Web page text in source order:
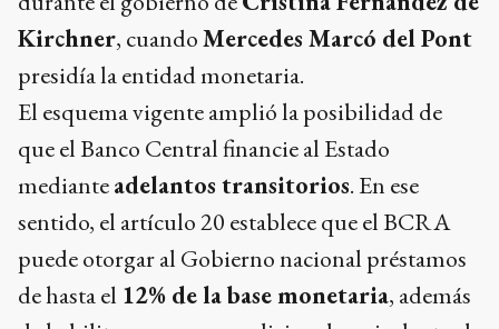
Kirchner, cuandoMercedes Marcó del Pont
presidía la entidad monetaria.
El esquema vigente amplió la posibilidad de
que el Banco Central financie al Estado
medianteadelantos transitorios. En ese
sentido, el artículo 20 establece que el BCRA
puede otorgar al Gobierno nacional préstamos
de hasta el 12% de la base monetaria, además